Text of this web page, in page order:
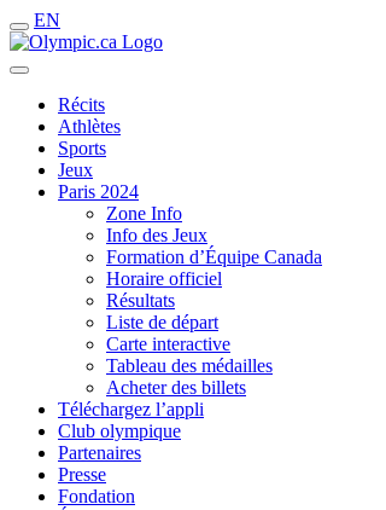
EN
Récits
Athlètes
Sports
Jeux
Paris 2024
Zone Info
Info des Jeux
Formation d’Équipe Canada
Horaire officiel
Résultats
Liste de départ
Carte interactive
Tableau des médailles
Acheter des billets
Téléchargez l’appli
Club olympique
Partenaires
Presse
Fondation